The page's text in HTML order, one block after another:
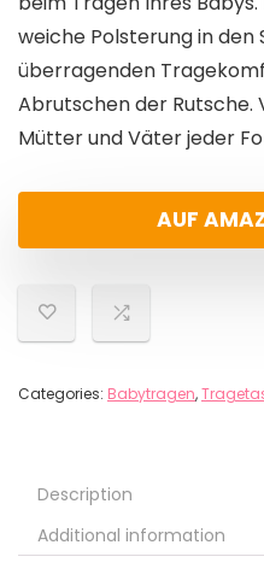
weiche Polsterung in
überragenden
Abrutschen der
Mütter und Väter jeder
AUF
Categories: Babytragen,
Description
Additional information